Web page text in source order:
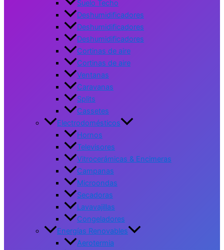
Suelo Techo
Deshumidificadores
Deshumidificadores
Deshumidificadores
Cortinas de aire
Cortinas de aire
Ventanas
Caravanas
Splits
Cassetes
Electrodomésticos
Hornos
Televisores
Vitrocerámicas & Encimeras
Campanas
Microondas
Secadoras
Lavavajillas
Congeladores
Energías Renovables
Aerotermia